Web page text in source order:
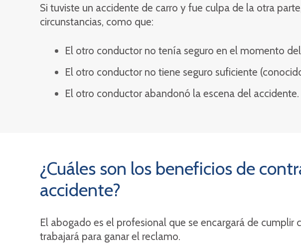
Si tuviste un accidente de carro y fue culpa de la otra
circunstancias, como que:
El otro conductor no tenía seguro en el momento
El otro conductor no tiene seguro suficiente
El otro conductor abandonó la escena del accidente.
¿Cuáles son los beneficios de
accidente?
El abogado es el profesional que se encargará de
trabajará para ganar el reclamo.